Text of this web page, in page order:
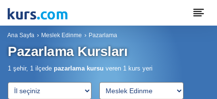
Ana Sayfa Meslek Edinme Pazarlama
Pazarlama Kursları
1 şehir, 1 ilçede pazarlama kursu veren 1 kurs yeri